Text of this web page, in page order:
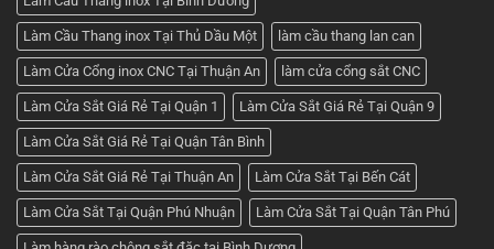
Làm Cầu Thang inox Tại Thủ Dầu Một làm cầu thang lan can
Làm Cửa Cổng inox CNC Tại Thuận An làm cửa cổng sắt CNC
Làm Cửa Sắt Giá Rẻ Tại Quận 1 Làm Cửa Sắt Giá Rẻ Tại Quận 9
Làm Cửa Sắt Giá Rẻ Tại Quận Tân Bình
Làm Cửa Sắt Giá Rẻ Tại Thuận An Làm Cửa Sắt Tại Bến Cát
Làm Cửa Sắt Tại Quận Phú Nhuận Làm Cửa Sắt Tại Quận Tân Phú